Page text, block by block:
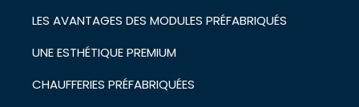
LES AVANTAGES DES MODULES PRÉFABRIQUÉS
UNE ESTHÉTIQUE PREMIUM
CHAUFFERIES PRÉFABRIQUÉES